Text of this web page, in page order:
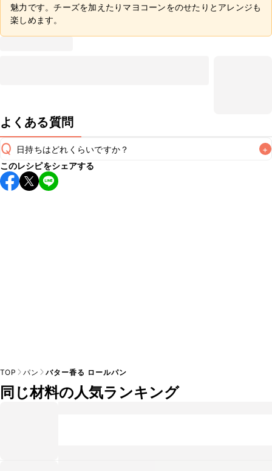
魅力です。チーズを加えたりマヨコーンをのせたりとアレンジも
楽しめます。
よくある質問
Q 日持ちはどれくらいですか？ +
保存期間は常温で翌日中が目安です。なるべくお早めにお召
し上がりください。
このレシピをシェアする
TOP パン バター香る ロールパン
同じ材料の人気ランキング